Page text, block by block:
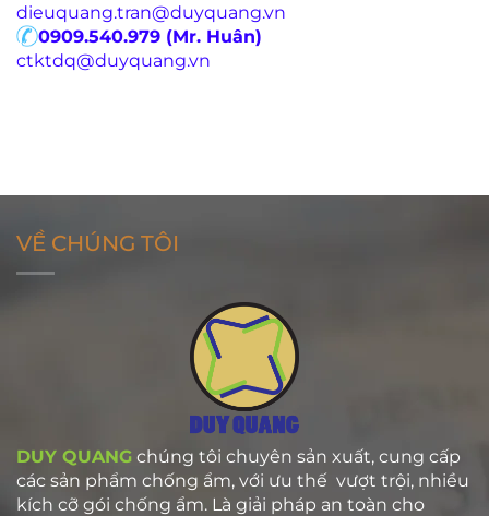
dieuquang.tran@duyquang.vn
0909.540.979 (Mr. Huân)
ctktdq@duyquang.vn
VỀ CHÚNG TÔI
DUY QUANG chúng tôi chuyên sản xuất, cung cấp
các sản phẩm chống ẩm, với ưu thế vượt trội, nhiều
kích cỡ gói chống ẩm. Là giải pháp an toàn cho